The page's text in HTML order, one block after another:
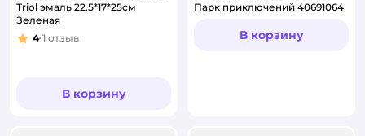
Triol эмаль 22.5*17*25см
Зеленая
Рейтинг:
4 1 отзыв
В корзину
Парк приключений 40691064
В корзину